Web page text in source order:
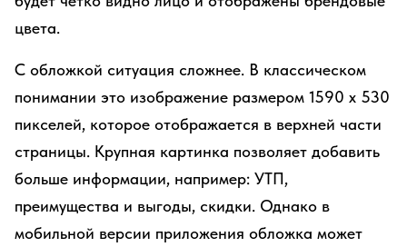
цвета.
С обложкой ситуация сложнее. В классическом
понимании это изображение размером 1590 х 530
пикселей, которое отображается в верхней части
страницы. Крупная картинка позволяет добавить
больше информации, например: УТП,
преимущества и выгоды, скидки. Однако в
мобильной версии приложения обложка может